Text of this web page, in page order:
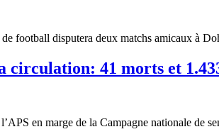
football disputera deux matchs amicaux à
circulation: 41 morts et
en marge de la Campagne nationale de